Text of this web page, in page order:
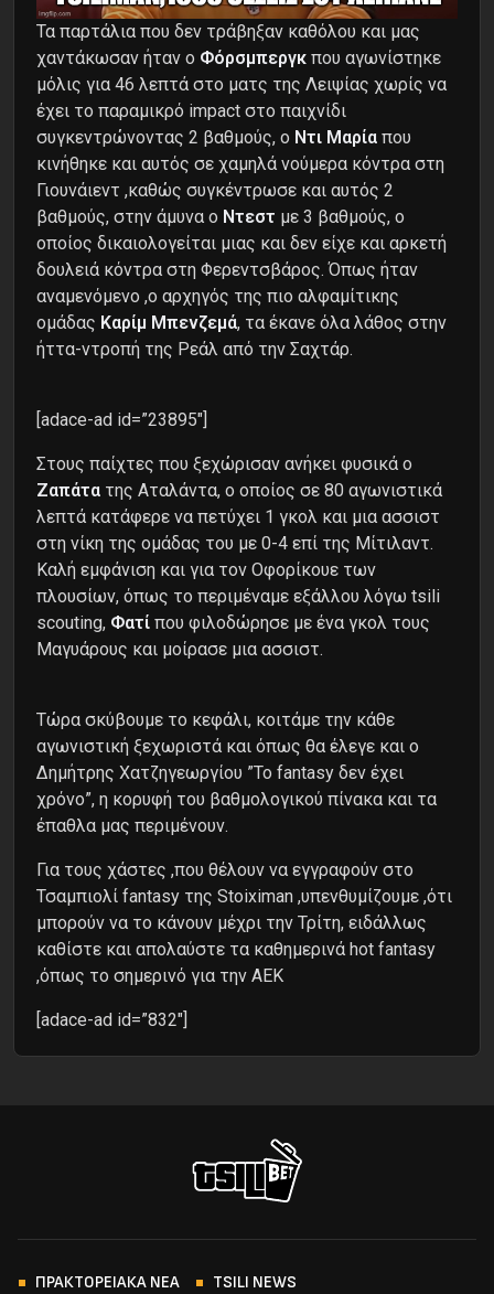
Τα παρτάλια που δεν τράβηξαν καθόλου και μας
χαντάκωσαν ήταν ο Φόρσμπεργκ που αγωνίστηκε
μόλις για 46 λεπτά στο ματς της Λειψίας χωρίς να
έχει το παραμικρό impact στο παιχνίδι
συγκεντρώνοντας 2 βαθμούς, ο Ντι Μαρία που
κινήθηκε και αυτός σε χαμηλά νούμερα κόντρα στη
Γιουνάιεντ ,καθώς συγκέντρωσε και αυτός 2
βαθμούς, στην άμυνα ο Ντεστ με 3 βαθμούς, ο
οποίος δικαιολογείται μιας και δεν είχε και αρκετή
δουλειά κόντρα στη Φερεντσβάρος. Όπως ήταν
αναμενόμενο ,ο αρχηγός της πιο αλφαμίτικης
ομάδας Καρίμ Μπενζεμά, τα έκανε όλα λάθος στην
ήττα-ντροπή της Ρεάλ από την Σαχτάρ.
[adace-ad id=”23895″]
Στους παίχτες που ξεχώρισαν ανήκει φυσικά ο
Ζαπάτα της Αταλάντα, ο οποίος σε 80 αγωνιστικά
λεπτά κατάφερε να πετύχει 1 γκολ και μια ασσιστ
στη νίκη της ομάδας του με 0-4 επί της Μίτιλαντ.
Καλή εμφάνιση και για τον Οφορίκουε των
πλουσίων, όπως το περιμέναμε εξάλλου λόγω tsili
scouting, Φατί που φιλοδώρησε με ένα γκολ τους
Μαγυάρους και μοίρασε μια ασσιστ.
Τώρα σκύβουμε το κεφάλι, κοιτάμε την κάθε
αγωνιστική ξεχωριστά και όπως θα έλεγε και ο
Δημήτρης Χατζηγεωργίου ”Το fantasy δεν έχει
χρόνο”, η κορυφή του βαθμολογικού πίνακα και τα
έπαθλα μας περιμένουν.
Για τους χάστες ,που θέλουν να εγγραφούν στο
Τσαμπιολί fantasy της Stoiximan ,υπενθυμίζουμε ,ότι
μπορούν να το κάνουν μέχρι την Τρίτη, ειδάλλως
καθίστε και απολαύστε τα καθημερινά hot fantasy
,όπως το σημερινό για την ΑΕΚ
[adace-ad id=”832″]
ΠΡΑΚΤΟΡΕΙΑΚΑ ΝΕΑ
TSILI NEWS